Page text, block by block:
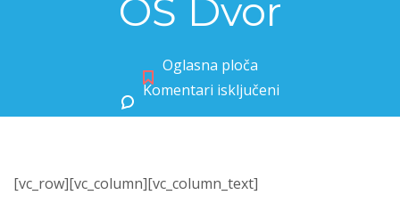
OŠ Dvor
Oglasna ploča
Komentari isključeni
[vc_row][vc_column][vc_column_text]